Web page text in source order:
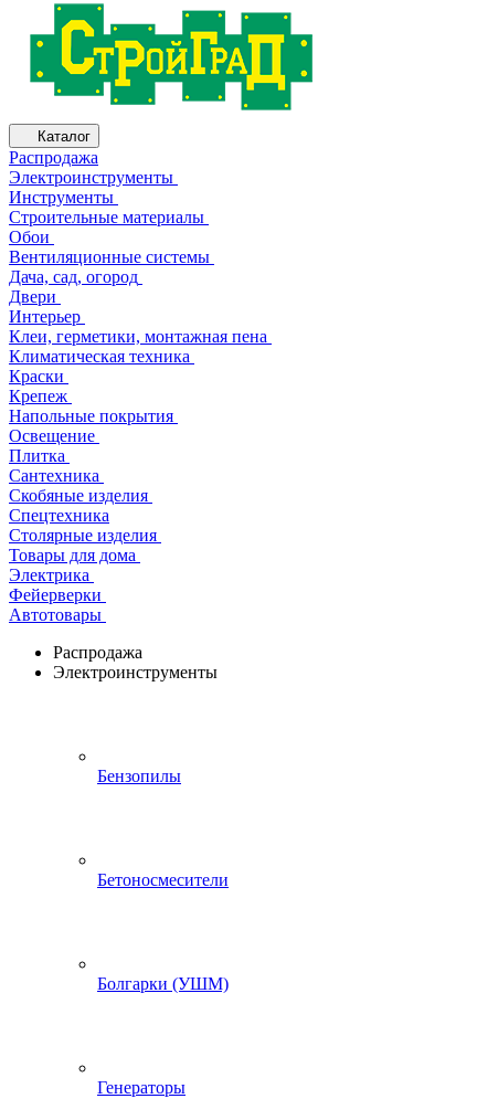
Каталог
Распродажа
Электроинструменты
Инструменты
Строительные материалы
Обои
Вентиляционные системы
Дача, сад, огород
Двери
Интерьер
Клеи, герметики, монтажная пена
Климатическая техника
Краски
Крепеж
Напольные покрытия
Освещение
Плитка
Сантехника
Скобяные изделия
Спецтехника
Столярные изделия
Товары для дома
Электрика
Фейерверки
Автотовары
Распродажа
Электроинструменты
Бензопилы
Бетоносмесители
Болгарки (УШМ)
Генераторы